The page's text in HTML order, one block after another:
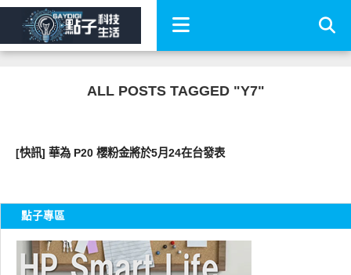
ALL POSTS TAGGED "Y7"
[快訊] 華為 P20 櫻粉金將於5月24在台發表
點子專區